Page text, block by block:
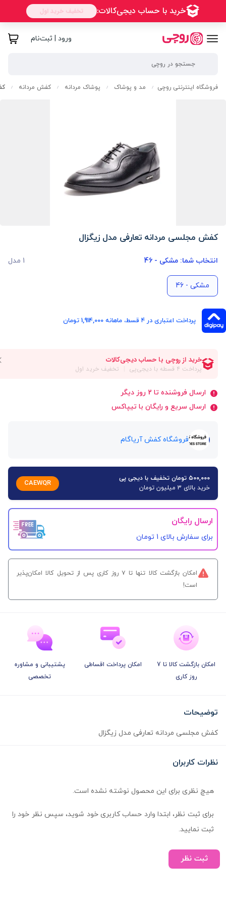
ورود | ثبت‌نام
فروشگاه اینترنتی روچی / مد و پوشاک / پوشاک مردانه / کفش مردانه /
کفش مجلسی مردانه تعارفی مدل زیگزال
انتخاب شما: مشکی - 46 1 مدل
مشکی - 46
پرداخت اعتباری در ۴ قسط، ماهانه 1,914,000 تومان
ارسال فروشنده تا 2 روز دیگر
ارسال سریع و رایگان با تیپاکس
فروشگاه کفش آریاگام
۵۰۰,۰۰۰ تومان تخفیف با دیجی پی
خرید بالای 3 میلیون تومان
CAEWQR
ارسال رایگان
برای سفارش‌ بالای 1 تومان
امکان بازگشت کالا تنها تا ۷ روز کاری پس از تحویل کالا امکان‌پذیر
است!
امکان بازگشت کالا تا 7
روز کاری
امکان پرداخت اقساطی
پشتیبانی و مشاوره
تخصصی
توضیحات
کفش مجلسی مردانه تعارفی مدل زیگزال
نظرات کاربران
هیچ نظری برای این محصول نوشته نشده است.
برای ثبت نظر، ابتدا وارد حساب کاربری خود شوید، سپس نظر خود را
ثبت نمایید.
ثبت نظر